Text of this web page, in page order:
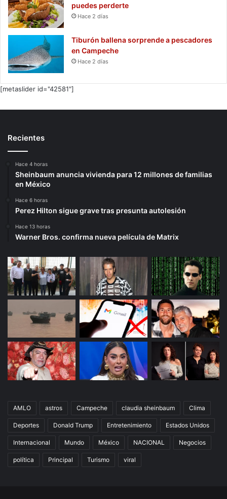
puedes perderte
Hace 2 días
Tiburón ballena sorprende a pescadores
en Campeche
Hace 2 días
[metaslider id="42581"]
Recientes
Hace 4 horas
Sheinbaum anuncia vivienda para 12 millones de familias
en México
Hace 6 horas
Perez Hilton sigue grave tras presunta autolesión
Hace 13 horas
Warner Bros. confirma nueva película de Matrix
AMLO astros Campeche claudia sheinbaum Clima
Deportes Donald Trump Entretenimiento Estados Unidos
Internacional Mundo México NACIONAL Negocios
política Principal Turismo viral